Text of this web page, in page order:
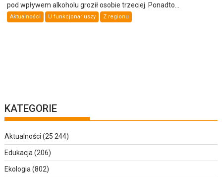
pod wpływem alkoholu groził osobie trzeciej. Ponadto...
Aktualności U funkcjonariuszy Z regionu
KATEGORIE
Aktualności (25 244)
Edukacja (206)
Ekologia (802)